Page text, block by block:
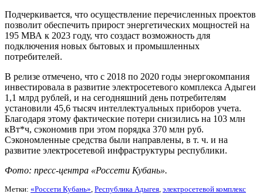
Подчеркивается, что осуществление перечисленных проектов
позволит обеспечить прирост энергетических мощностей на
195 МВА к 2023 году, что создаст возможность для
подключения новых бытовых и промышленных
потребителей.
В релизе отмечено, что с 2018 по 2020 годы энергокомпания
инвестировала в развитие электросетевого комплекса Адыгеи
1,1 млрд рублей, и на сегодняшний день потребителям
установили 45,6 тысяч интеллектуальных приборов учета.
Благодаря этому фактические потери снизились на 103 млн
кВт*ч, сэкономив при этом порядка 370 млн руб.
Сэкономленные средства были направлены, в т. ч. и на
развитие электросетевой инфраструктуры республики.
Фото: пресс-центра «Россети Кубань».
Метки: «Россети Кубань» Республика Адыгея электросетевой комплекс